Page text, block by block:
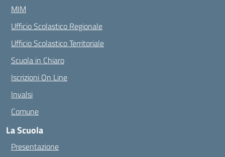
MIM
Ufficio Scolastico Regionale
Ufficio Scolastico Territoriale
Scuola in Chiaro
Iscrizioni On Line
Invalsi
Comune
La Scuola
Presentazione